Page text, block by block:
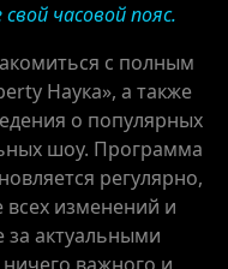
часовой пояс.
с полным
Наука», а также
о популярных
шоу. Программа
регулярно,
всех изменений и
за актуальными